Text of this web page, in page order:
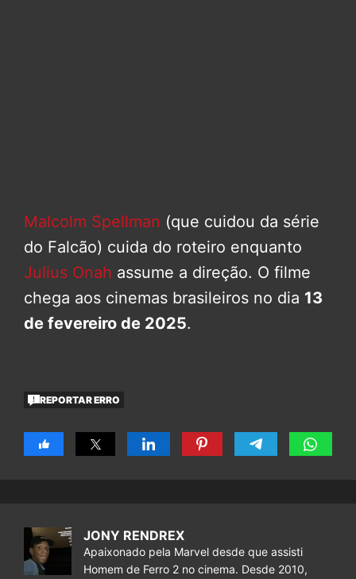
Malcolm Spellman (que cuidou da série
do Falcão) cuida do roteiro enquanto
Julius Onah assume a direção. O filme
chega aos cinemas brasileiros no dia 13
de fevereiro de 2025.
REPORTAR ERRO
JONY RENDREX
Apaixonado pela Marvel desde que assisti
Homem de Ferro 2 no cinema. Desde 2010,